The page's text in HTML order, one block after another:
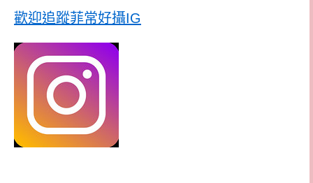
歡迎追蹤菲常好攝IG